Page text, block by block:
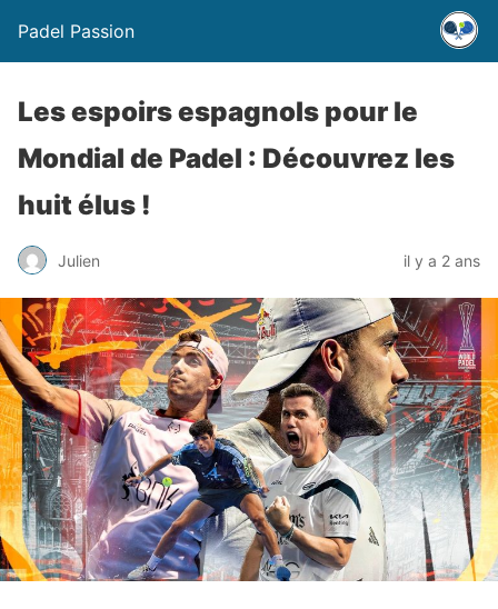
Padel Passion
Les espoirs espagnols pour le
Mondial de Padel : Découvrez les
huit élus !
Julien il y a 2 ans